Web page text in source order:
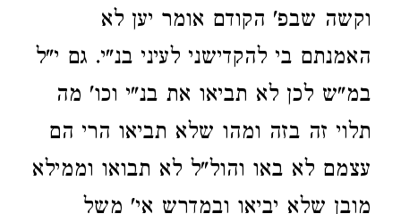
וקשה שבפ' הקודם אומר יען לא
האמנתם בי להקדישני לעיני בנ"י. גם י"ל
במ"ש לכן לא תביאו את בנ"י וכו' מה
תלוי זה בזה ומהו שלא תביאו הרי הם
עצמם לא באו והול"ל לא תבואו וממילא